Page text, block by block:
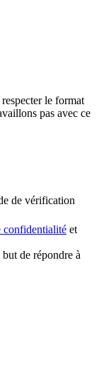
le format
pas avec ce
de vérification
confidentialité et
de répondre à